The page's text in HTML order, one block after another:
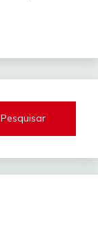
Pesquisar